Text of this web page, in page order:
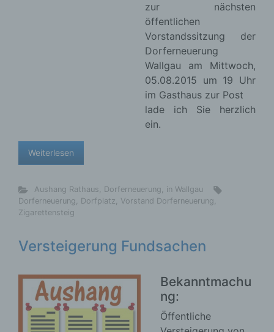
zur nächsten
öffentlichen
Vorstandssitzung der
Dorferneuerung
Wallgau am Mittwoch, 05.08.2015 um 19 Uhr im
Versteigerung Fundsachen
Bekanntmachu
Öffentliche
Versteigerung von
Fundgegenständen
Grundverordnung, sonstiger in den Mitgliedstaaten
der Europäischen Union geltenden
Datenschutzgesetze und anderer Bestimmungen
mit datenschutzrechtlichem Charakter ist die:
Nicht kommerzielle Homepage Woiga.de
Deutschland
E-Mail: wolfgang.behling@t-online.de
Cookies / SessionStorage / LocalStorage
Die Internetseiten verwenden teilweise so
genannte Cookies, LocalStorage und
nutzerfreundlicher, effektiver und sicherer zu
machen. Local Storage und SessionStorage ist
eine Technologie, mit welcher ihr Browser Daten
auf Ihrem Computer oder mobilen Gerät
abspeichert. Cookies sind Textdateien, welche